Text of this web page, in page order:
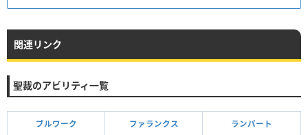
関連リンク
聖裁のアビリティ一覧
ブルワーク ファランクス ランパート